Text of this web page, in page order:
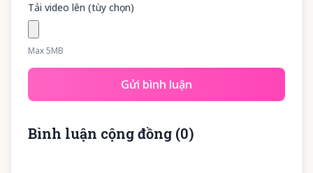
Tải video lên (tùy chọn)
Max 5MB
Gửi bình luận
Bình luận cộng đồng (0)